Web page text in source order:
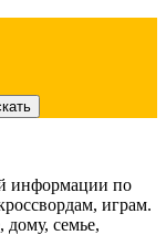
информации по
играм.
семье,